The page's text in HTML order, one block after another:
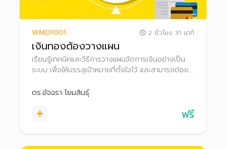
WMD1001 2 ชั่วโมง 31 นาที
เงินทองต้องวางแผน
เรียนรู้เทคนิคและวิธีการวางแผนจัดการเงินอย่างเป็น
ระบบ เพื่อให้บรรลุเป้าหมายที่ตั้งใจไว้ และสามารถต่อย
ดร.อัจฉรา โยมสินธุ์
ฟรี